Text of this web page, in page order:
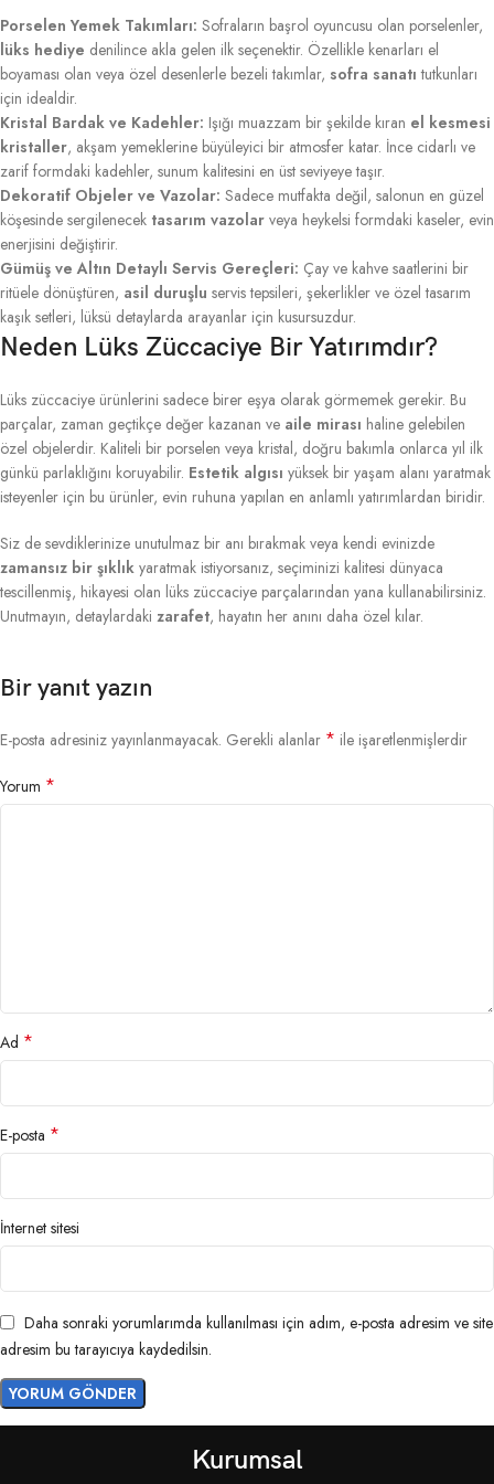
Porselen Yemek Takımları: Sofraların başrol oyuncusu olan porselenler,
lüks hediye denilince akla gelen ilk seçenektir. Özellikle kenarları el
boyaması olan veya özel desenlerle bezeli takımlar, sofra sanatı tutkunları
için idealdir.
Kristal Bardak ve Kadehler: Işığı muazzam bir şekilde kıran el kesmesi
kristaller, akşam yemeklerine büyüleyici bir atmosfer katar. İnce cidarlı ve
zarif formdaki kadehler, sunum kalitesini en üst seviyeye taşır.
Dekoratif Objeler ve Vazolar: Sadece mutfakta değil, salonun en güzel
köşesinde sergilenecek tasarım vazolar veya heykelsi formdaki kaseler, evin
enerjisini değiştirir.
Gümüş ve Altın Detaylı Servis Gereçleri: Çay ve kahve saatlerini bir
ritüele dönüştüren, asil duruşlu servis tepsileri, şekerlikler ve özel tasarım
kaşık setleri, lüksü detaylarda arayanlar için kusursuzdur.
Neden Lüks Züccaciye Bir Yatırımdır?
Lüks züccaciye ürünlerini sadece birer eşya olarak görmemek gerekir. Bu
parçalar, zaman geçtikçe değer kazanan ve aile mirası haline gelebilen
özel objelerdir. Kaliteli bir porselen veya kristal, doğru bakımla onlarca yıl ilk
günkü parlaklığını koruyabilir. Estetik algısı yüksek bir yaşam alanı yaratmak
isteyenler için bu ürünler, evin ruhuna yapılan en anlamlı yatırımlardan biridir.
Siz de sevdiklerinize unutulmaz bir anı bırakmak veya kendi evinizde
zamansız bir şıklık yaratmak istiyorsanız, seçiminizi kalitesi dünyaca
tescillenmiş, hikayesi olan lüks züccaciye parçalarından yana kullanabilirsiniz.
Unutmayın, detaylardaki zarafet, hayatın her anını daha özel kılar.
Bir yanıt yazın
E-posta adresiniz yayınlanmayacak. Gerekli alanlar * ile işaretlenmişlerdir
Yorum *
Ad *
E-posta *
İnternet sitesi
Daha sonraki yorumlarımda kullanılması için adım, e-posta adresim ve site
adresim bu tarayıcıya kaydedilsin.
Kurumsal